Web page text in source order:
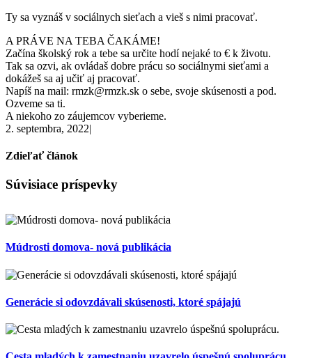
Ty sa vyznáš v sociálnych sieťach a vieš s nimi pracovať.
A PRÁVE NA TEBA ČAKÁME!
Začína školský rok a tebe sa určite hodí nejaké to € k životu.
Tak sa ozvi, ak ovládaš dobre prácu so sociálnymi sieťami a
dokážeš sa aj učiť aj pracovať.
Napíš na mail: rmzk@rmzk.sk o sebe, svoje skúsenosti a pod.
Ozveme sa ti.
A niekoho zo záujemcov vyberieme.
2. septembra, 2022|
Zdieľať článok
Facebook
X
Reddit
LinkedIn
WhatsApp
Pinterest
Email
Súvisiace príspevky
Múdrosti domova- nová publikácia
Generácie si odovzdávali skúsenosti, ktoré spájajú